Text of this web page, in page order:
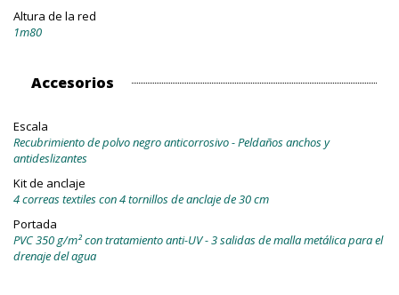
Altura de la red
1m80
Accesorios
Escala
Recubrimiento de polvo negro anticorrosivo - Peldaños anchos y
antideslizantes
Kit de anclaje
4 correas textiles con 4 tornillos de anclaje de 30 cm
Portada
PVC 350 g/m² con tratamiento anti-UV - 3 salidas de malla metálica para el
drenaje del agua